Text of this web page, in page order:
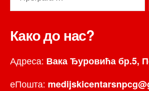
Како до нас?
Адреса: Вака Ђуровића бр.5,
еПошта: